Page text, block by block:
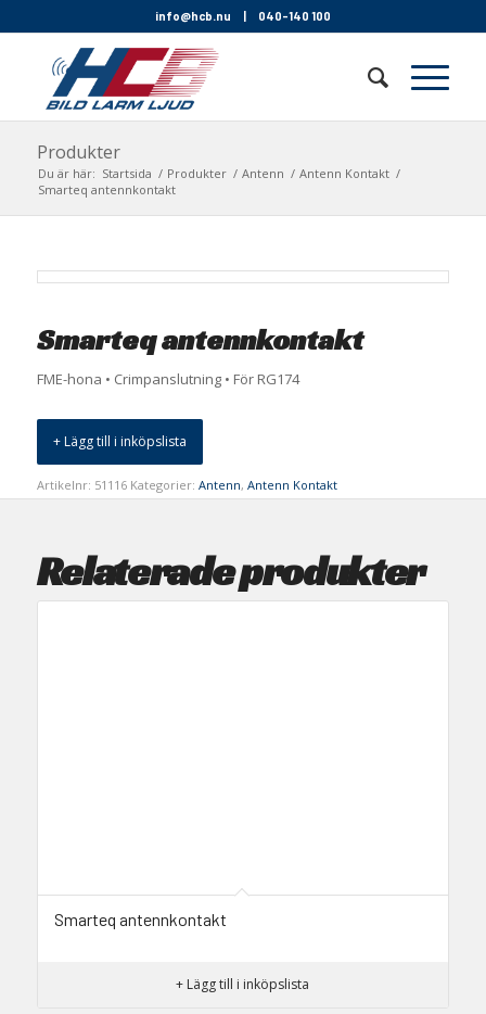
info@hcb.nu | 040-140 100
Produkter
Du är här: Startsida / Produkter / Antenn / Antenn Kontakt /
Smarteq antennkontakt
Smarteq antennkontakt
FME-hona • Crimpanslutning • För RG174
+ Lägg till i inköpslista
Artikelnr: 51116 Kategorier: Antenn, Antenn Kontakt
Relaterade produkter
Smarteq antennkontakt
+ Lägg till i inköpslista